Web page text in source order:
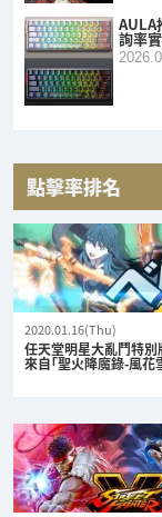
AULA
詢率
點擊率排名
2020.01.16(Thu)
任天堂明星大亂鬥特別
來自「聖火降魔錄-風花